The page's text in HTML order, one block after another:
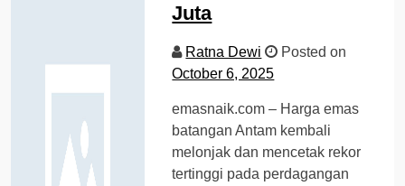
Juta
Ratna Dewi
Posted on
October 6, 2025
emasnaik.com – Harga emas
batangan Antam kembali
melonjak dan mencetak rekor
tertinggi pada perdagangan